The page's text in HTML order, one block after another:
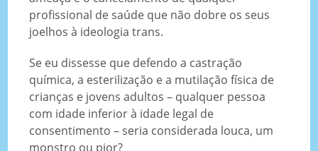
profissional de saúde que não dobre os seus
joelhos à ideologia trans.
Se eu dissesse que defendo a castração
química, a esterilização e a mutilação física de
crianças e jovens adultos – qualquer pessoa
com idade inferior à idade legal de
consentimento – seria considerada louca, um
monstro ou pior?